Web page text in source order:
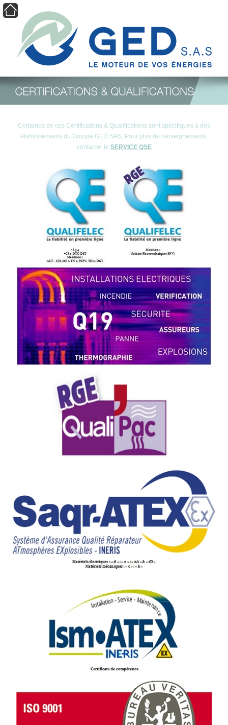
Aller au contenu principal
☰
Certaines de ces Certifications & Qualifications sont spécifiques à des
établissements du Groupe GED SAS. Pour plus de renseignements,
contacter le SERVICE QSE